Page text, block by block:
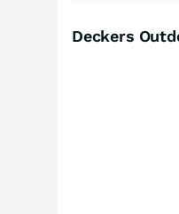
Deckers